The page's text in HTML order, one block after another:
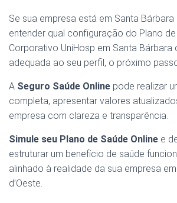
Se sua empresa está em Santa Bárbara
entender qual configuração do Plano
Corporativo UniHosp em Santa Bárbara
adequada ao seu perfil, o próximo
A Seguro Saúde Online pode realizar
completa, apresentar valores
empresa com clareza e transparência.
Simule seu Plano de Saúde Online e
estruturar um benefício de saúde
alinhado à realidade da sua empresa
d’Oeste.